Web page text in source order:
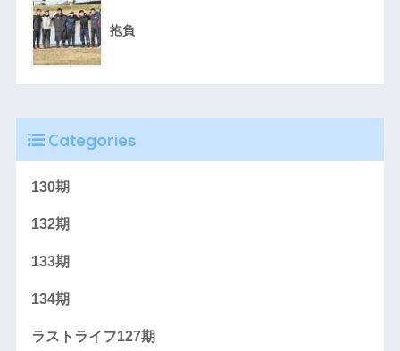
抱負
Categories
130期
132期
133期
134期
ラストライフ127期